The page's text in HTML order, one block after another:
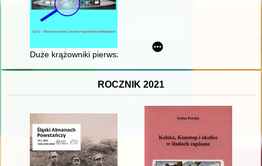
Duże krążowniki pierwszej połowy XX w. : konstrukcja i
ROCZNIK 2021